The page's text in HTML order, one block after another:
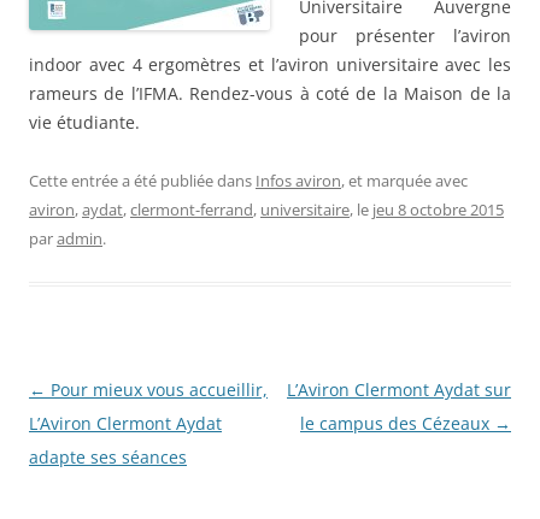
Universitaire Auvergne
pour présenter l’aviron
indoor avec 4 ergomètres et l’aviron universitaire avec les
rameurs de l’IFMA. Rendez-vous à coté de la Maison de la
vie étudiante.
Cette entrée a été publiée dans Infos aviron, et marquée avec
aviron,aydat,clermont-ferrand, universitaire, le jeu 8 octobre 2015
paradmin.
Navigation
des
articles
← Pour mieux vous accueillir,
L’Aviron Clermont Aydat
adapte ses séances
L’Aviron Clermont Aydat sur
le campus des Cézeaux →